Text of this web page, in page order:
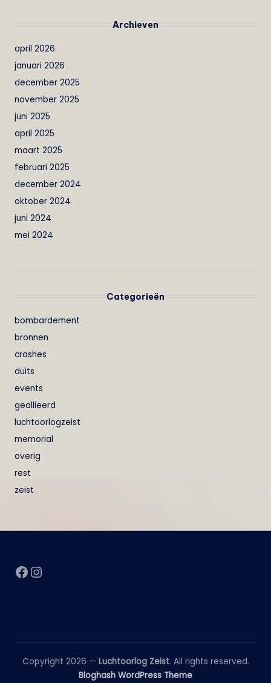
Archieven
april 2026
januari 2026
december 2025
november 2025
juni 2025
april 2025
maart 2025
februari 2025
december 2024
oktober 2024
juni 2024
mei 2024
Categorieën
bombardement
bronnen
crashes
duits
events
geallieerd
luchtoorlogzeist
memorial
overig
rest
zeist
Facebook
Instagram
Copyright 2026 — Luchtoorlog Zeist. All rights reserved.
Bloghash WordPress Theme